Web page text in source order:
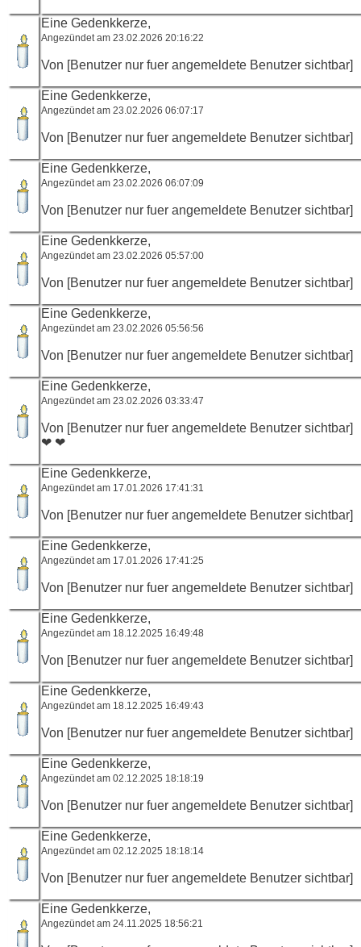
Eine Gedenkkerze,
Angezündet am 23.02.2026 20:16:22
Von [Benutzer nur fuer angemeldete Benutzer sichtbar]
Eine Gedenkkerze,
Angezündet am 23.02.2026 06:07:17
Von [Benutzer nur fuer angemeldete Benutzer sichtbar]
Eine Gedenkkerze,
Angezündet am 23.02.2026 06:07:09
Von [Benutzer nur fuer angemeldete Benutzer sichtbar]
Eine Gedenkkerze,
Angezündet am 23.02.2026 05:57:00
Von [Benutzer nur fuer angemeldete Benutzer sichtbar]
Eine Gedenkkerze,
Angezündet am 23.02.2026 05:56:56
Von [Benutzer nur fuer angemeldete Benutzer sichtbar]
Eine Gedenkkerze,
Angezündet am 23.02.2026 03:33:47
Von [Benutzer nur fuer angemeldete Benutzer sichtbar]
❤ ❤
Eine Gedenkkerze,
Angezündet am 17.01.2026 17:41:31
Von [Benutzer nur fuer angemeldete Benutzer sichtbar]
Eine Gedenkkerze,
Angezündet am 17.01.2026 17:41:25
Von [Benutzer nur fuer angemeldete Benutzer sichtbar]
Eine Gedenkkerze,
Angezündet am 18.12.2025 16:49:48
Von [Benutzer nur fuer angemeldete Benutzer sichtbar]
Eine Gedenkkerze,
Angezündet am 18.12.2025 16:49:43
Von [Benutzer nur fuer angemeldete Benutzer sichtbar]
Eine Gedenkkerze,
Angezündet am 02.12.2025 18:18:19
Von [Benutzer nur fuer angemeldete Benutzer sichtbar]
Eine Gedenkkerze,
Angezündet am 02.12.2025 18:18:14
Von [Benutzer nur fuer angemeldete Benutzer sichtbar]
Eine Gedenkkerze,
Angezündet am 24.11.2025 18:56:21